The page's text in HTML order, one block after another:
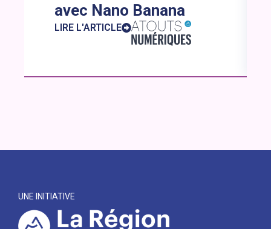
avec Nano Banana
LIRE L'ARTICLE
UNE INITIATIVE